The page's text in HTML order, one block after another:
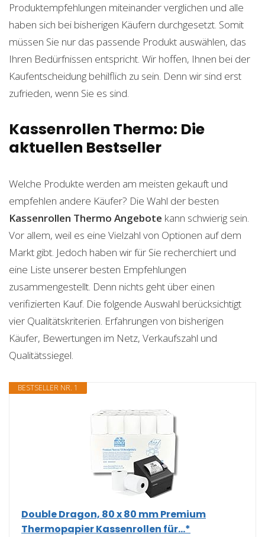
Produktempfehlungen miteinander verglichen und alle
haben sich bei bisherigen Käufern durchgesetzt. Somit
müssen Sie nur das passende Produkt auswählen, das
Ihren Bedürfnissen entspricht. Wir hoffen, Ihnen bei der
Kaufentscheidung behilflich zu sein. Denn wir sind erst
zufrieden, wenn Sie es sind.
Kassenrollen Thermo: Die
aktuellen Bestseller
Welche Produkte werden am meisten gekauft und
empfehlen andere Käufer? Die Wahl der besten
Kassenrollen Thermo Angebote kann schwierig sein.
Vor allem, weil es eine Vielzahl von Optionen auf dem
Markt gibt. Jedoch haben wir für Sie recherchiert und
eine Liste unserer besten Empfehlungen
zusammengestellt. Denn nichts geht über einen
verifizierten Kauf. Die folgende Auswahl berücksichtigt
vier Qualitätskriterien. Erfahrungen von bisherigen
Käufer, Bewertungen im Netz, Verkaufszahl und
Qualitätssiegel.
BESTSELLER NR. 1
Double Dragon, 80 x 80 mm Premium
Thermopapier Kassenrollen für...*